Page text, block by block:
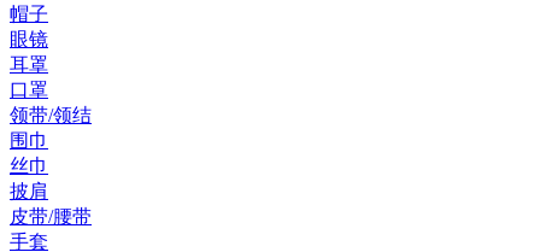
帽子
眼镜
耳罩
口罩
领带/领结
围巾
丝巾
披肩
皮带/腰带
手套